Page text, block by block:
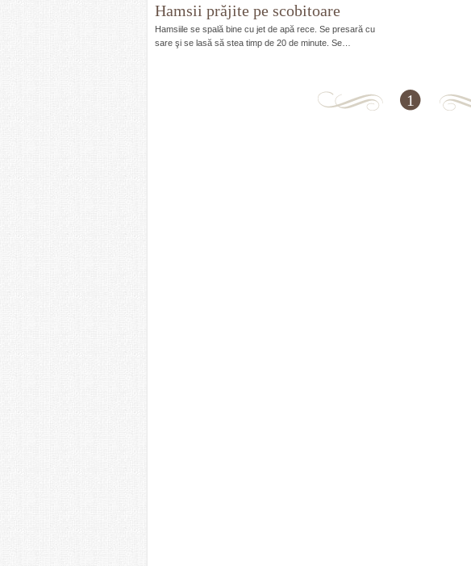
Hamsii prăjite pe scobitoare
Hamsiile se spală bine cu jet de apă rece. Se presară cu
sare şi se lasă să stea timp de 20 de minute. Se…
1